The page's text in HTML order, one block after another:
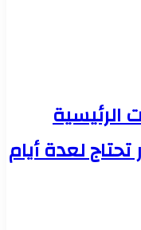
الرئيسية
لعدة أيام